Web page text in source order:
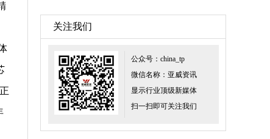
关注我们
公众号：china_tp
微信名称：亚威资讯
显示行业顶级新媒体
扫一扫即可关注我们